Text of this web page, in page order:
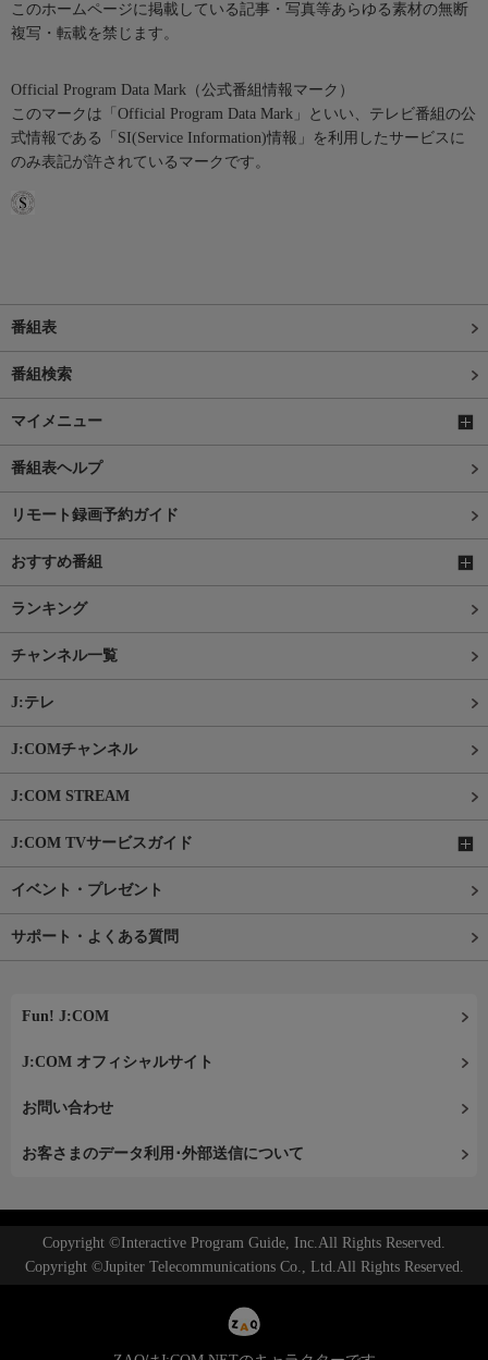
このホームページに掲載している記事・写真等あらゆる素材の無断
複写・転載を禁じます。
Official Program Data Mark（公式番組情報マーク）
このマークは「Official Program Data Mark」といい、テレビ番組の公
式情報である「SI(Service Information)情報」を利用したサービスに
のみ表記が許されているマークです。
番組表
番組検索
マイメニュー
番組表ヘルプ
リモート録画予約ガイド
おすすめ番組
ランキング
チャンネル一覧
J:テレ
J:COMチャンネル
J:COM STREAM
J:COM TVサービスガイド
イベント・プレゼント
サポート・よくある質問
Fun! J:COM
J:COM オフィシャルサイト
お問い合わせ
お客さまのデータ利用･外部送信について
Copyright ©Interactive Program Guide, Inc.All Rights Reserved.
Copyright ©Jupiter Telecommunications Co., Ltd.All Rights Reserved.